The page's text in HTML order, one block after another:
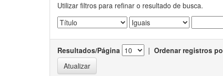
Utilizar filtros para refinar o resultado de busca.
Resultados/Página | Ordenar registros